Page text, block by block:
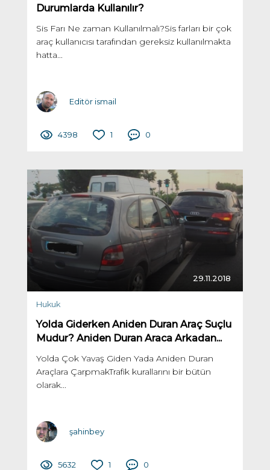
Durumlarda Kullanılır?
Sis Farı Ne zaman Kullanılmalı?Sis farları bir çok
araç kullanıcısı tarafından gereksiz kullanılmakta
hatta...
Editör ismail
4398 1 0
29.11.2018
Hukuk
Yolda Giderken Aniden Duran Araç Suçlu
Mudur? Aniden Duran Araca Arkadan...
Yolda Çok Yavaş Giden Yada Aniden Duran
Araçlara ÇarpmakTrafik kurallarını bir bütün
olarak...
şahinbey
5632 1 0